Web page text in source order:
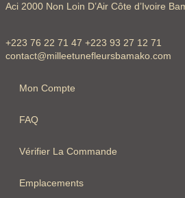
Aci 2000 Non Loin D’Air Côte d’Ivoire
+223 76 22 71 47 +223 93 27 12 71
contact@milleetunefleursbamako.com
Mon Compte
FAQ
Vérifier La Commande
Emplacements